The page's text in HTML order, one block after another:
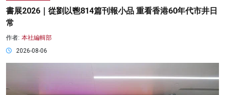
書展2026｜從劉以鬯814篇刊報小品 重看香港60年代市井日
常
作者: 本社編輯部
2026-08-06